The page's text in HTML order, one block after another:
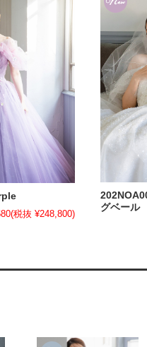
(税抜 ¥248,800)
グベール